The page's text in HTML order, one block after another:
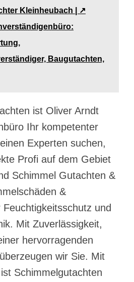
Kleinheubach | ↗️
Baugutachten,
ist Oliver Arndt
Ihr kompetenter
Experten suchen,
Profi auf dem Gebiet
Schimmel Gutachten &
&
und
Mit Zuverlässigkeit,
hervorragenden
wir Sie. Mit
Schimmelgutachten